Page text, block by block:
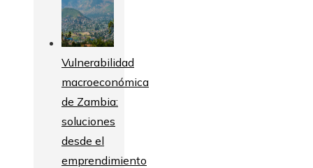
Vulnerabilidad
macroeconómica
de Zambia:
soluciones
desde el
emprendimiento